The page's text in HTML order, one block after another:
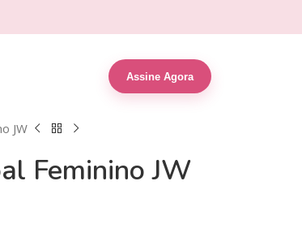
Assine Agora
JW
Feminino JW